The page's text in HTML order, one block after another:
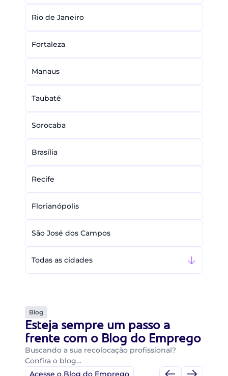
Rio de Janeiro
Fortaleza
Manaus
Taubaté
Sorocaba
Brasília
Recife
Florianópolis
São José dos Campos
Todas as cidades
Blog
Esteja sempre um passo a
frente com o Blog do Emprego
Buscando a sua recolocação profissional?
Confira o blog…
Acesse o Blog do Emprego